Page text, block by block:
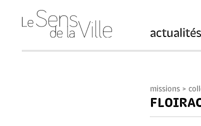
actualités
missions >